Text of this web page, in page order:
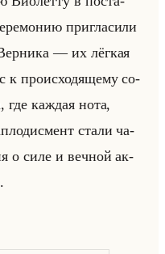
при­гла­си­ли
— их лёг­кая
к про­ис­хо­дя­ще­му со­
где каж­дая нота,
стали ча­
о силе и веч­ной ак­